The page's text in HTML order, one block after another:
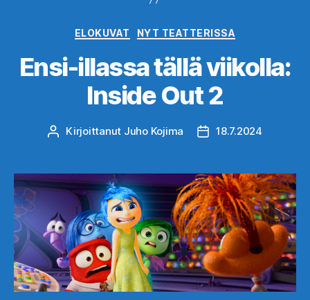
Kategoriat
ELOKUVAT NYT TEATTERISSA
Ensi-illassa tällä viikolla:
Inside Out 2
Kirjoittaja
Kirjoittanut Juho Kojima Julkaisupäivämäärä
18.7.2024